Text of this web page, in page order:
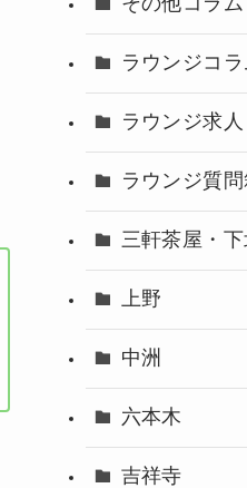
ラウンジコラ
ラウンジ求人
ラウンジ質問
三軒茶屋・下
上野
中洲
六本木
吉祥寺